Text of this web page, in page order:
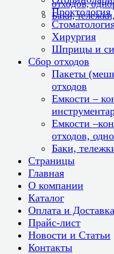
отходов,
Баки,
Проктология
Хирургия
Шприцы и
Сбор отходов
Пакеты
отходов
Емкости –
Емкости
отходов,
Баки,
Страницы
Главная
О компании
Каталог
Оплата и Доставка
Прайс-лист
Новости и Статьи
Контакты